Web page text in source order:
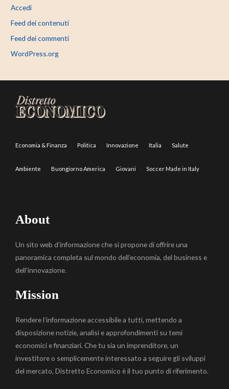
Accedi
Feed dei contenuti
Feed dei commenti
WordPress.org
Economia & Finanza Politica Innovazione Italia Salute
Ambiente Buongiorno America Giovani Soccer Made in Italy
About
Un sito web d’informazione che si propone di offrire una
panoramica completa sul mondo dell’economia, del business e
dell’innovazione.
Mission
Rendere l’informazione accessibile a tutti, mettendo a
disposizione notizie, analisi e approfondimenti su temi
economici e finanziari. Che tu sia un imprenditore, un
investitore o semplicemente interessato a seguire gli sviluppi
del mercato, Distretto Economico è il tuo punto di riferimento.